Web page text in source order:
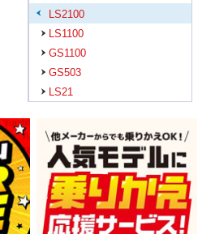
LS2100
LS1100
GS1100
GS503
LS21